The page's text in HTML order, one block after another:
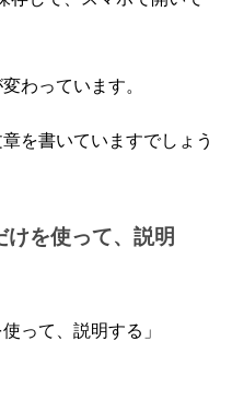
わっています。
を書いていますでしょう
を使って、説明
って、説明する」